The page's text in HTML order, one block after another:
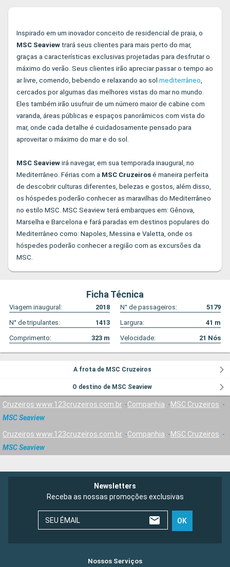
Inspirado em um inovador conceito de residencial de praia, o
MSC Seaview trará seus clientes para mais perto do mar,
graças a características exclusivas projetadas para desfrutar o
máximo do verão. Seus clientes irão apreciar passar o tempo ao
ar livre, comendo, bebendo e relaxando ao sol mediterrâneo,
cercados por algumas das melhores vistas do mar no mundo.
Eles também irão usufruir de um número maior de cabine com
varanda, áreas públicas e espaços panorâmicos com vista do
mar, onde cada detalhe é cuidadosamente pensado para
aproveitar o máximo do mar e do sol.
MSC Seaview irá navegar, em sua temporada inaugural, no
Mediterrâneo. Férias com a MSC Cruzeiros é maneira perfeita
de descobrir culturas diferentes, belezas e gostos, além disso,
os hóspedes poderão conhecer as maravilhas do Mediterrâneo
no estilo MSC. MSC Seaview terá embarques em: Gênova,
Marselha e Barcelona e fará paradas em destinos populares do
Mediterrâneo como: Napoles, Messina e Valetta, onde os
hóspedes poderão conhecer a região com as excursões da
MSC.
Ficha Técnica
Viagem inaugural: 2018 N° de passageiros:
5179
N° de tripulantes:
1413 Largura: 41 m
Comprimento:
323 m Velocidade: 21 Nós
A frota de MSC Cruzeiros
O destino de MSC Seaview
Cruzeiros www.123cruzeiros.com.br Companhia
MSC Cruzeiros
MSC Seaview
Cruzeiros www.123cruzeiros.com.br Companhia
MSC Cruzeiros
MSC Seaview
Newsletters
Receba as nossas promoções exclusivas
SEU ÉMAIL OK
Nossos Serviços